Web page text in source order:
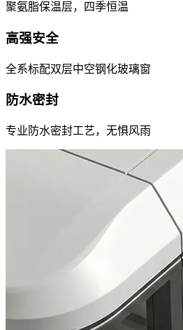
聚氨脂保温层，四季恒温
高强安全
全系标配双层中空钢化玻璃窗
防水密封
专业防水密封工艺，无惧风雨